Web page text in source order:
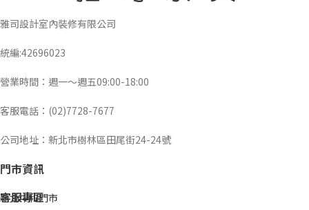
雅司設計室內裝修有限公司
統編:42696023
營業時間：週一～週五09:00-18:00
客服電話：(02)7728-7677
公司地址：新北市樹林區田尾街24-24號
門市資訊
新北中和門市
客服專區